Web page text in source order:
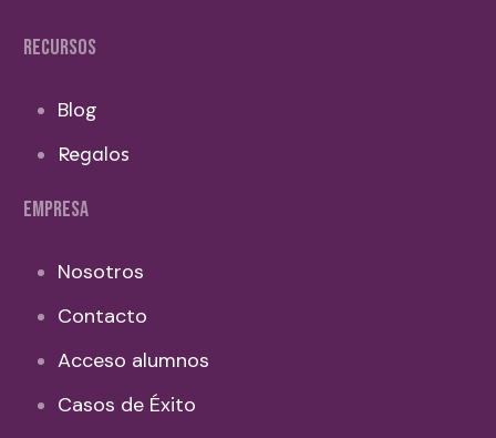
RECURSOS
Blog
Regalos
EMPRESA
Nosotros
Contacto
Acceso alumnos
Casos de Éxito